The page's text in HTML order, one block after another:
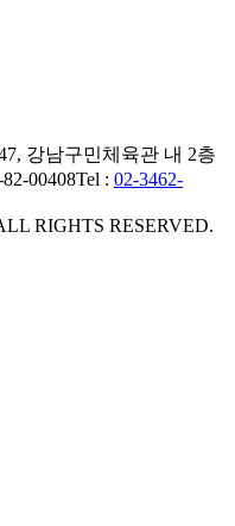
강남구민체육관 내 2층
00408Tel : 02-3462-
RIGHTS RESERVED.